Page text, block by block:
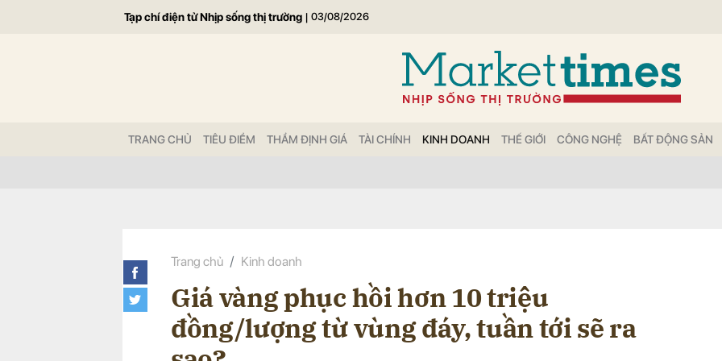
Tạp chí điện tử Nhịp sống thị trường | 03/08/2026
TRANG CHỦ TIÊU ĐIỂM THẨM ĐỊNH GIÁ TÀI CHÍNH KINH DOANH THẾ GIỚI CÔNG NGHỆ BẤT ĐỘNG SẢN
Trang chủ Kinh doanh
Giá vàng phục hồi hơn 10 triệu
đồng/lượng từ vùng đáy, tuần tới sẽ ra
Gửi bình luận